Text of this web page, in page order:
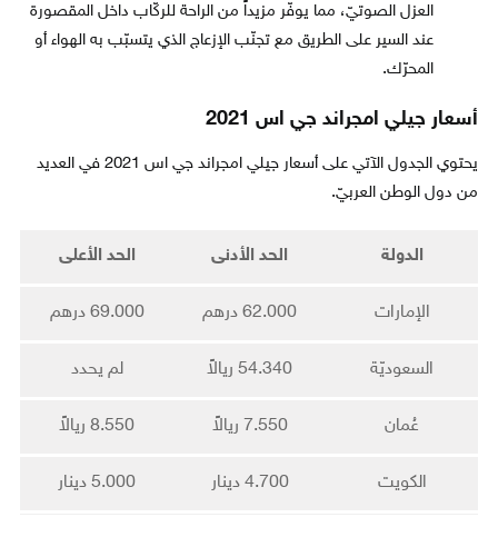
العزل الصوتيّ، مما يوفّر مزيداً من الراحة للركّاب داخل المقصورة
عند السير على الطريق مع تجنّب الإزعاج الذي يتسبّب به الهواء أو
المحرّك.
أسعار جيلي امجراند جي اس 2021
يحتوي الجدول الآتي على أسعار جيلي امجراند جي اس 2021 في العديد
من دول الوطن العربيّ.
الدولة الحد الأدنى الحد الأعلى
الإمارات 62.000 درهم 69.000 درهم
السعوديّة 54.340 ريالاً لم يحدد
عُمان 7.550 ريالاً 8.550 ريالاً
الكويت 4.700 دينار 5.000 دينار